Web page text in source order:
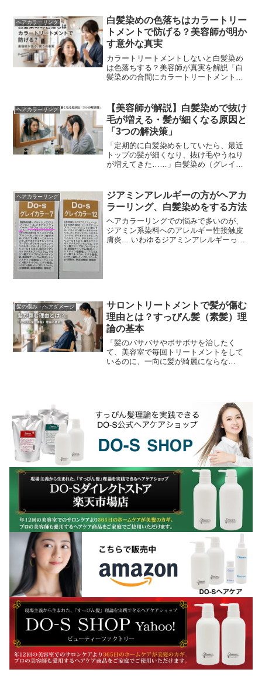
りも確実に髪がボサボサ...
ヘアカラーリング
白髪染めの色落ちはカラートリー
トメントで防げる？美容師が明か
す意外な真実
カラートリートメントしないと白髪染め
は色落ちする？美容師が真実を解説「白
髪染めの合間にカラートリートメントを
ことはありませんか？...
ヘアカラーリング
【美容師が解説】白髪染めで抜け
毛が増える・髪が細くなる原因と
「3つの解決策」
「定期的に白髪染めをしていたら、最近
トップの髪が細くなり、抜け毛やうねり
が増えてきた……」白髪染め（グレイカ
す。この問題は、単...
ヘアカラーリング
ジアミンアレルギーの方がヘアカ
ラーリング、白髪染めをする方法
ヘアカラーリングでの悩みで多いのが、
ジアミン系染料へのアレルギー性接触皮
膚炎... いわゆるジアミンアレルギーって
髪の傷み・ヘアダメージ
サロントリートメントで髪が傷む
理由とは？すっぴん髪（素髪）理
論の基本
「髪のバサバサやボサボサを治したく
て、美容室で毎回トリートメントをして
いるのに、一向に髪が綺麗にならな